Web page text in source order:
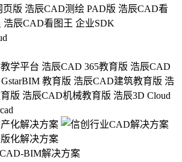
页版 浩辰CAD测绘 PAD版 浩辰CAD看
浩辰CAD看图王 企业SDK
学平台 浩辰CAD 365教育版 浩辰CAD
GstarBIM 教育版 浩辰CAD建筑教育版 浩
版 浩辰CAD机械教育版 浩辰3D Cloud